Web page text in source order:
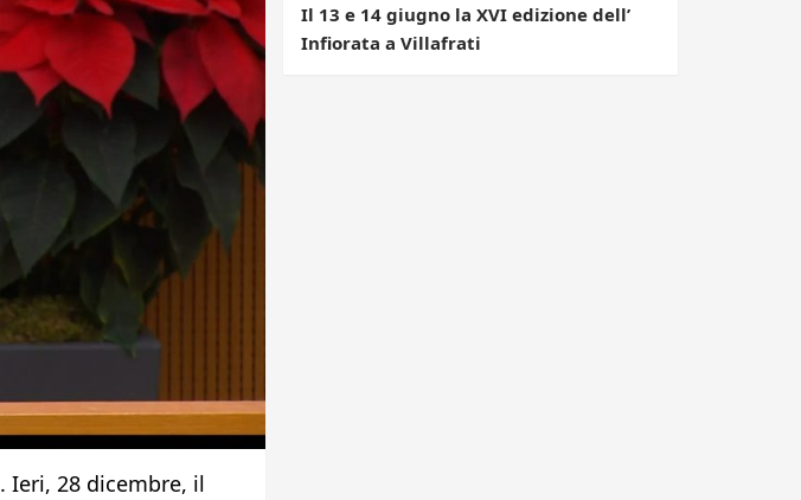
. Ieri, 28 dicembre, il
Il 13 e 14 giugno la XVI edizione dell’
Infiorata a Villafrati